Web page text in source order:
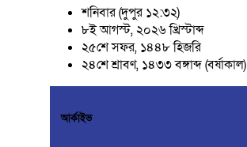
শনিবার (দুপুর ১২:৩২)
৮ই আগস্ট, ২০২৬ খ্রিস্টাব্দ
২৫শে সফর, ১৪৪৮ হিজরি
২৪শে শ্রাবণ, ১৪৩৩ বঙ্গাব্দ (বর্ষাকাল)
আর্কাইভ